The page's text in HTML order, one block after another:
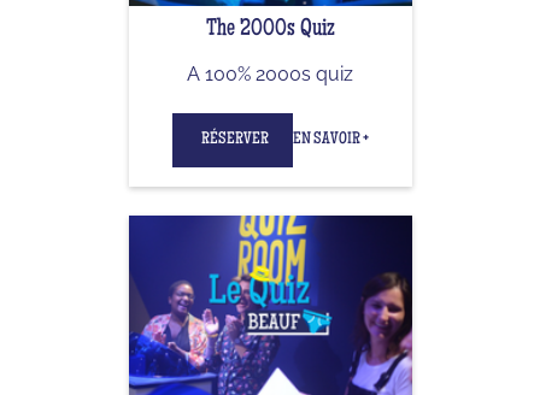
The 2000s Quiz
A 100% 2000s quiz
RÉSERVER EN SAVOIR +